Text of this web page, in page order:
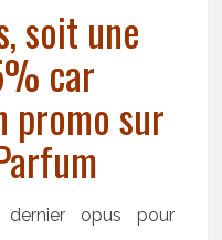
soit une
car
promo sur
opus pour